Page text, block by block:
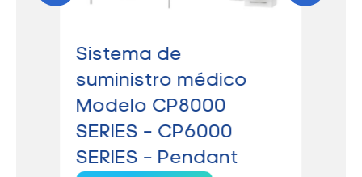
Sistema de
suministro médico
Modelo CP8000
SERIES – CP6000
SERIES – Pendant